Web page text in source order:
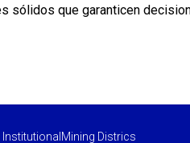
sólidos que garanticen
InstitutionalMining Districs